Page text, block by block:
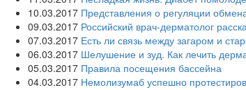
10.03.2017 Представления о регуляции
09.03.2017 Российский врач-дерматолог
07.03.2017 Есть ли связь между загаром и
06.03.2017 Шелушение и зуд. Как лечить
05.03.2017 Правила посещения бассейна
04.03.2017 Немолизумаб успешно